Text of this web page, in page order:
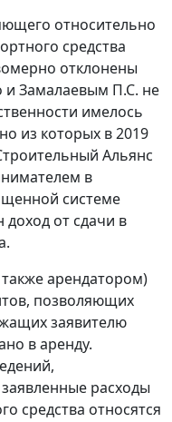
относительно
средства
отклонены
и Замалаевым П.С. не
имелось
из которых в 2019
Альянс
в
системе
от сдачи в
арендатором)
позволяющих
заявителю
в аренду.
расходы
средства относятся